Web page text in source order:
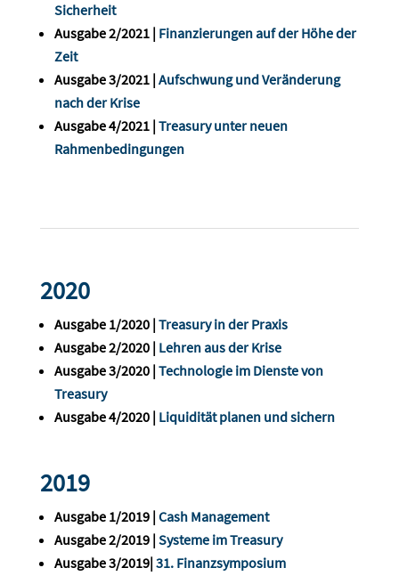
Sicherheit
Ausgabe 2/2021 | Finanzierungen auf der Höhe der
Zeit
Ausgabe 3/2021 | Aufschwung und Veränderung
nach der Krise
Ausgabe 4/2021 | Treasury unter neuen
Rahmenbedingungen
2020
Ausgabe 1/2020 | Treasury in der Praxis
Ausgabe 2/2020 | Lehren aus der Krise
Ausgabe 3/2020 | Technologie im Dienste von
Treasury
Ausgabe 4/2020 | Liquidität planen und sichern
2019
Ausgabe 1/2019 | Cash Management
Ausgabe 2/2019 | Systeme im Treasury
Ausgabe 3/2019| 31. Finanzsymposium